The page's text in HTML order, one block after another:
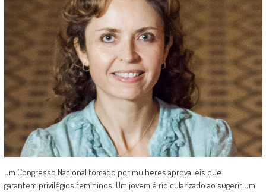
Um Congresso Nacional tomado por mulheres aprova leis que
garantem privilégios femininos. Um jovem é ridicularizado ao sugerir um